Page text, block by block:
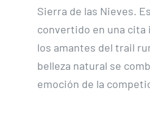
Sierra de las Nieves.
convertido en una cita
los amantes del trail
belleza natural se
emoción de la